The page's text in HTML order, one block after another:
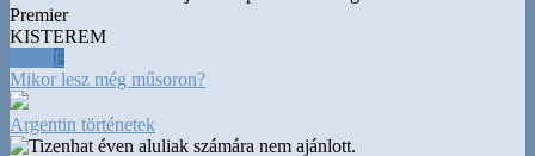
Premier
KISTEREM
F
Mikor lesz még műsoron?
Argentin történetek